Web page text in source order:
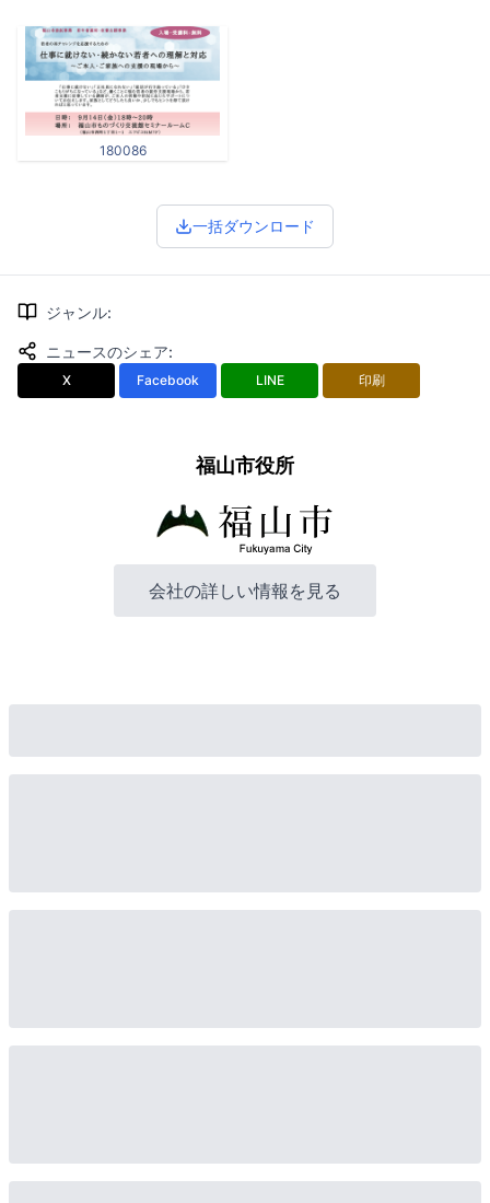
180086
一括ダウンロード
ジャンル:
ニュースのシェア:
X Facebook LINE 印刷
福山市役所
会社の詳しい情報を見る